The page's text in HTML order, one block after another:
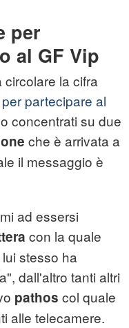
per
al GF Vip
la cifra
partecipare al
concentrati su due
che è arrivata a
il messaggio è
ad essersi
con la quale
stesso ha
dall'altro tanti altri
pathos col quale
alle telecamere.